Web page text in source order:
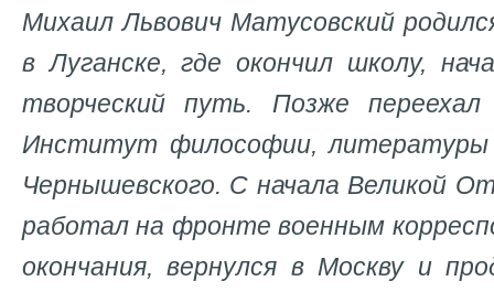
Михаил Львович Матусовский
в Луганске, где окончил школу,
творческий путь. Позже
Институт философии,
Чернышевского. С начала Великой
работал на фронте военным
окончания, вернулся в Москву и